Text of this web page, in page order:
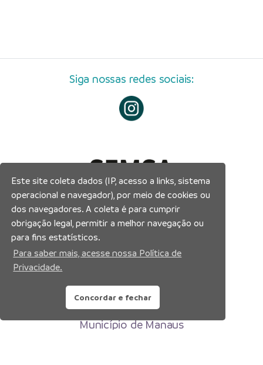
Siga nossas redes sociais:
Prefeitura Municipal de Manaus
Município de Manaus
Este site coleta dados (IP, acesso a links, sistema
operacional e navegador), por meio de cookies ou
dos navegadores. A coleta é para cumprir
obrigação legal, permitir a melhor navegação ou
para fins estatísticos.
Para saber mais, acesse nossa Política de
Privacidade.
Concordar e fechar